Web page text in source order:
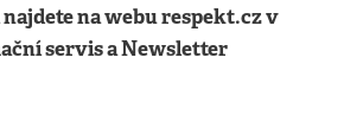
na webu respekt.cz v
servis a Newsletter